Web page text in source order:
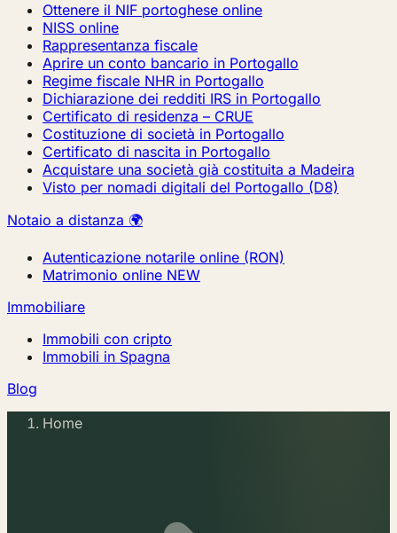
Ottenere il NIF portoghese online
NISS online
Rappresentanza fiscale
Aprire un conto bancario in Portogallo
Regime fiscale NHR in Portogallo
Dichiarazione dei redditi IRS in Portogallo
Certificato di residenza – CRUE
Costituzione di società in Portogallo
Certificato di nascita in Portogallo
Acquistare una società già costituita a Madeira
Visto per nomadi digitali del Portogallo (D8)
Notaio a distanza 🌍
Autenticazione notarile online (RON)
Matrimonio online NEW
Immobiliare
Immobili con cripto
Immobili in Spagna
Blog
Home